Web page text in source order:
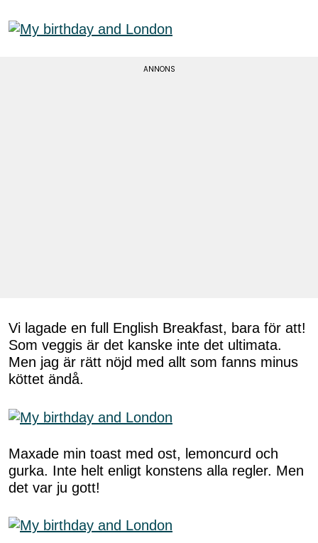
Vi lagade en full English Breakfast, bara för att!
Som veggis är det kanske inte det ultimata.
Men jag är rätt nöjd med allt som fanns minus
köttet ändå.
Maxade min toast med ost, lemoncurd och
gurka. Inte helt enligt konstens alla regler. Men
det var ju gott!